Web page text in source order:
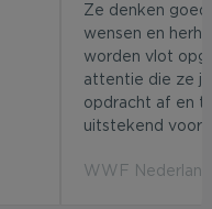
Ze denken
wensen en
worden vlot
attentie die ze
opdracht af en
uitstekend voor
WWF